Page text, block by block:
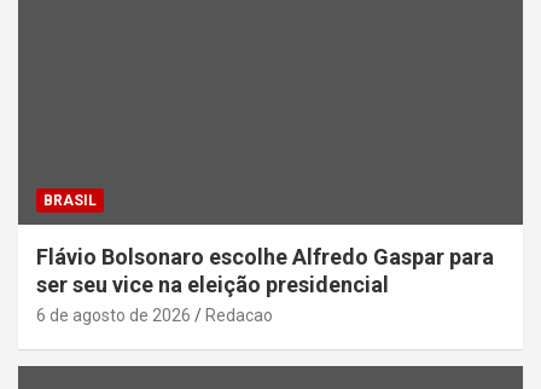
BRASIL
Flávio Bolsonaro escolhe Alfredo Gaspar para
ser seu vice na eleição presidencial
6 de agosto de 2026 Redacao